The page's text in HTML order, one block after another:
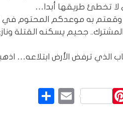
لا تخطئ طريقها أبدا…
وقعتم به موعدكم المحتوم في
جحيم يسكنه القتلة
الذي ترفض الأرض ابتلاعه…
Pinterest
Email